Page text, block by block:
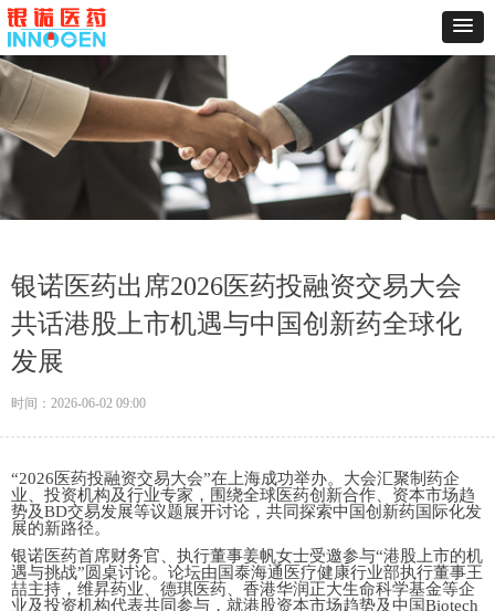
银诺医药出席2026医药投融资交易大会
共话港股上市机遇与中国创新药全球化
发展
时间： 2026-06-02 09:00
“2026医药投融资交易大会”在上海成功举办。大会汇聚制药企
业、投资机构及行业专家，围绕全球医药创新合作、资本市场趋
势及BD交易发展等议题展开讨论，共同探索中国创新药国际化发
展的新路径。
银诺医药首席财务官、执行董事姜帆女士受邀参与“港股上市的机
遇与挑战”圆桌讨论。论坛由国泰海通医疗健康行业部执行董事王
喆主持，维昇药业、德琪医药、香港华润正大生命科学基金等企
业及投资机构代表共同参与，就港股资本市场趋势及中国Biotech